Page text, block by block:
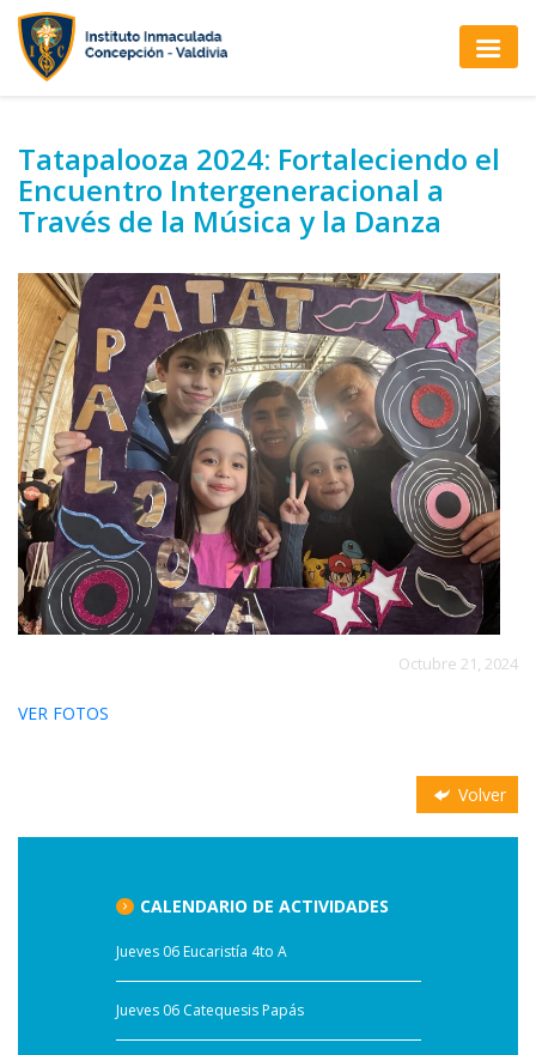
Tatapalooza 2024: Fortaleciendo el
Encuentro Intergeneracional a
Través de la Música y la Danza
Octubre 21, 2024
VER FOTOS
Volver
CALENDARIO DE ACTIVIDADES
Jueves 06 Eucaristía 4to A
Jueves 06 Catequesis Papás